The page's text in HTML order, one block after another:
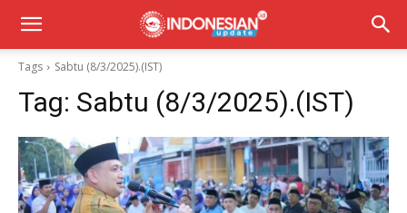
Tags Sabtu (8/3/2025).(IST)
Tag: Sabtu (8/3/2025).(IST)